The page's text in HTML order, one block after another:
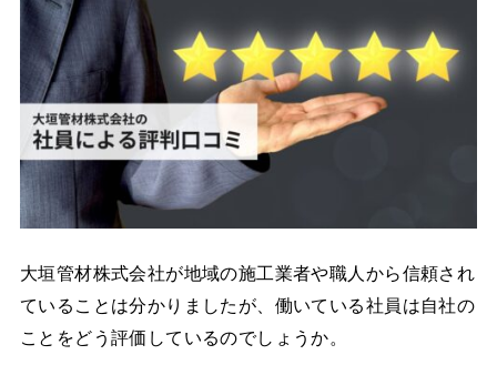
大垣管材株式会社が地域の施工業者や職人から信頼され
ていることは分かりましたが、働いている社員は自社の
ことをどう評価しているのでしょうか。